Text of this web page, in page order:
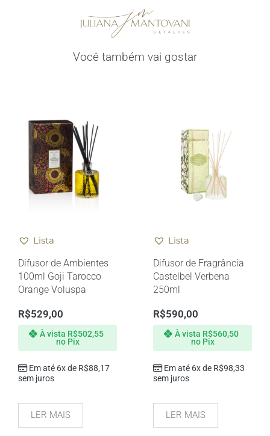
Você também vai gostar
Lista
Difusor de Ambientes
100ml Goji Tarocco
Orange Voluspa
R$529,00
Em até 6x de R$88,17
sem juros
À vista R$502,55
no Pix
LER MAIS
Lista
Difusor de Fragrância
Castelbel Verbena
250ml
R$590,00
Em até 6x de R$98,33
sem juros
À vista R$560,50
no Pix
LER MAIS